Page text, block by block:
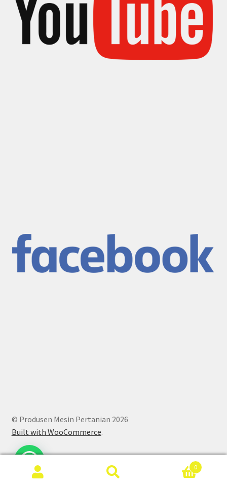
© Produsen Mesin Pertanian 2026
Built with WooCommerce.
0